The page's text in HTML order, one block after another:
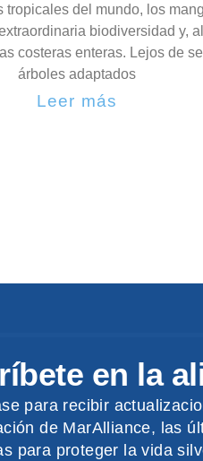
tropicales del mundo, los
biodiversidad y,
costeras enteras. Lejos de
árboles adaptados
Leer más
en la
para recibir
de MarAlliance, las
para proteger la vida